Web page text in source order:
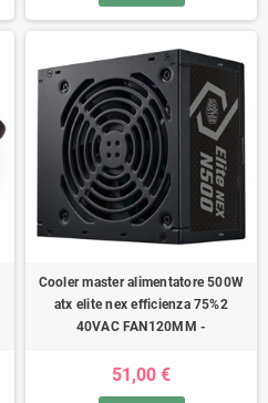
Cooler master alimentatore 500W
atx elite nex efficienza 75%2
40VAC FAN120MM -
51,00 €